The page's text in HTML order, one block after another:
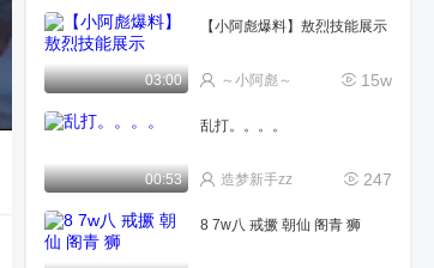
03:00
【小阿彪爆料】敖烈技能展示
15w
～小阿彪～
00:53
乱打。。。。
247
造梦新手zz
8 7w八 戒撅 朝仙 阁青 狮